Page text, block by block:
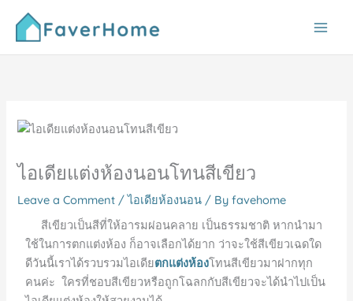
content
ไอเดียแต่งห้องนอนโทนสีเขียว
Leave a Comment /ไอเดียห้องนอน / Byfavehome
สีเขียวเป็นสีที่ให้อารมผ่อนคลาย เป็นธรรมชาติ หากนำมา
ใช้ในการตกแต่งห้อง ก็อาจเลือกได้ยาก ว่าจะใช้สีเขียวเฉดใด
ดีวันนี้เราได้รวบรวมไอเดียตกแต่งห้องโทนสีเขียวมาฝากทุก
คนค่ะ ใครที่ชอบสีเขียวหรือถูกโฉลกกับสีเขียวจะได้นำไปเป็น